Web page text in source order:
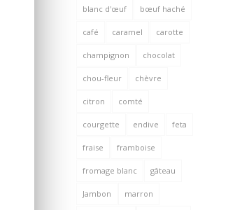
blanc d'œuf bœuf haché
café caramel carotte
champignon chocolat
chou-fleur chèvre
citron comté
courgette endive feta
fraise framboise
fromage blanc gâteau
Jambon marron